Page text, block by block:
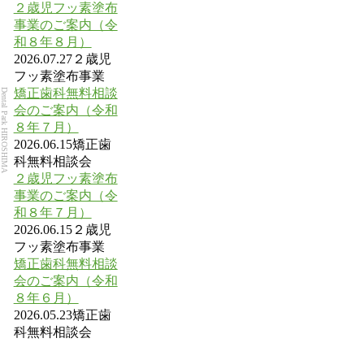
Dental Park HIROSHIMA
２歳児フッ素塗布
事業のご案内（令
和８年８月）
2026.07.27２歳児
フッ素塗布事業
矯正歯科無料相談
会のご案内（令和
８年７月）
2026.06.15矯正歯
科無料相談会
２歳児フッ素塗布
事業のご案内（令
和８年７月）
2026.06.15２歳児
フッ素塗布事業
矯正歯科無料相談
会のご案内（令和
８年６月）
2026.05.23矯正歯
科無料相談会